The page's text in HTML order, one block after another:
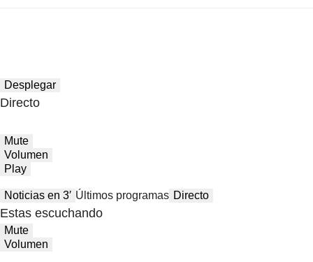
Desplegar
Directo
Mute
Volumen
Play
Noticias en 3′ Últimos programas Directo
Estas escuchando
Mute
Volumen